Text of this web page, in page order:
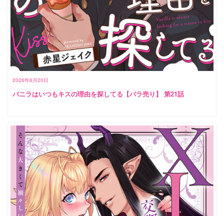
2026年6月20日
バニラはいつもキスの理由を探してる【バラ売り】 第21話